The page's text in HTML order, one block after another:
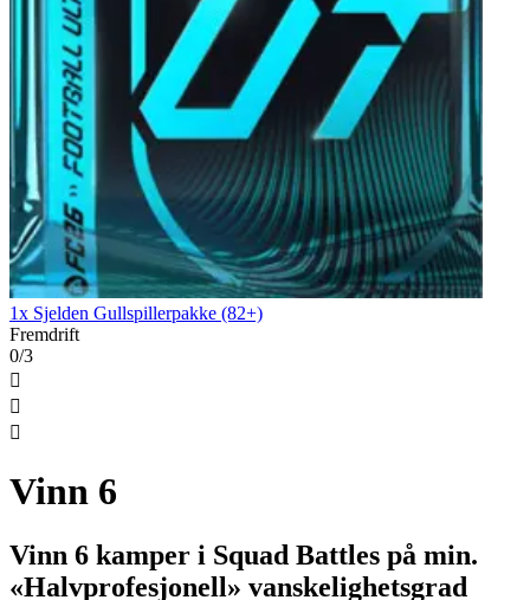
1x Sjelden Gullspillerpakke (82+)
Fremdrift
0/3



Vinn 6
Vinn 6 kamper i Squad Battles på min.
«Halvprofesjonell» vanskelighetsgrad